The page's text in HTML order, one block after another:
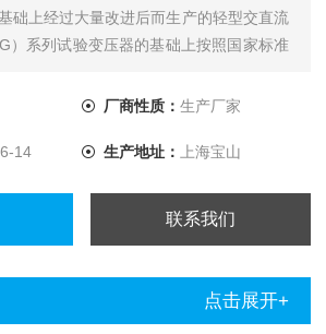
础上经过大量改进后而生产的轻型交直流
）系列试验变压器的基础上按照国家标准
厂商性质： 生产厂家
14 生产地址： 上海宝山
联系我们
点击展开+